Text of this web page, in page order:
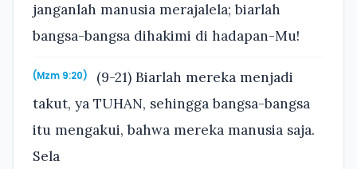
janganlah manusia merajalela; biarlah
bangsa-bangsa dihakimi di hadapan-Mu!
(Mzm 9:20)
(9-21) Biarlah mereka menjadi
takut, ya TUHAN, sehingga bangsa-bangsa
itu mengakui, bahwa mereka manusia saja.
Sela